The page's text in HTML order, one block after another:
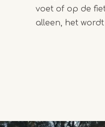
voet of op de
alleen, het